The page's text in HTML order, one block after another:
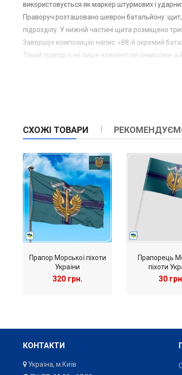
використовується як маркер штурмових і ударних
Праворуч розташовано шеврон батальйону: щит,
підрозділу. У нижній частині щита розміщено
Завершує композицію напис: «88-й окремий
Такий прапор є не лише елементом символіки, а
88-й окремий батальйон морської піхоти був
З перших етапів свого існування 88 ОБМП був
Сьогодні батальйон продовжує виконувати
СХОЖІ ТОВАРИ
Прапор Морської піхоти
України
320 грн.
Прапорець
піхоти
30
КОНТАКТИ
Україна, м.Київ